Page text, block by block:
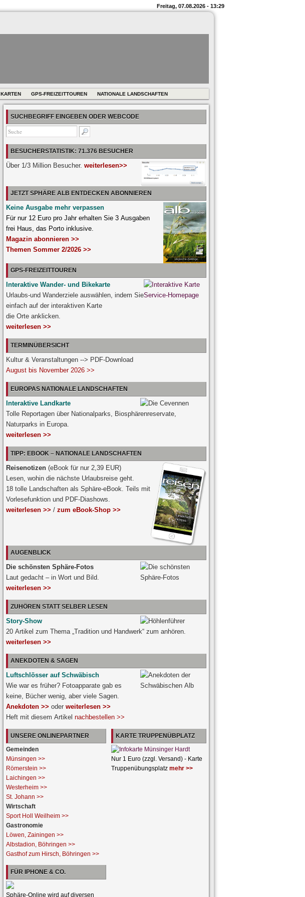
Freitag, 07.08.2026 - 13:29
KARTEN GPS-FREIZEITTOUREN NATIONALE LANDSCHAFTEN
SUCHBEGRIFF EINGEBEN ODER WEBCODE
BESUCHERSTATISTIK: 71.376 BESUCHER
Über 1/3 Million Besucher. weiterlesen>>
JETZT SPHÄRE ALB ENTDECKEN ABONNIEREN
Keine Ausgabe mehr verpassen
Für nur 12 Euro pro Jahr erhalten Sie 3 Ausgaben
frei Haus, das Porto inklusive.
Magazin abonnieren >>
Themen Sommer 2/2026 >>
GPS-FREIZEITTOUREN
Interaktive Wander- und Bikekarte
Urlaubs-und Wanderziele auswählen, indem Sie
einfach auf der interaktiven Karte
die Orte anklicken.
weiterlesen >>
TERMINÜBERSICHT
Kultur & Veranstaltungen --> PDF-Download
August bis November 2026 >>
EUROPAS NATIONALE LANDSCHAFTEN
Interaktive Landkarte
Tolle Reportagen über Nationalparks, Biosphärenreservate,
Naturparks in Europa.
weiterlesen >>
TIPP: EBOOK – NATIONALE LANDSCHAFTEN
Reisenotizen (eBook für nur 2,39 EUR)
Lesen, wohin die nächste Urlaubsreise geht.
18 tolle Landschaften als Sphäre-eBook. Teils mit
Vorlesefunktion und PDF-Diashows.
weiterlesen >> / zum eBook-Shop >>
AUGENBLICK
Die schönsten Sphäre-Fotos
Laut gedacht – in Wort und Bild.
weiterlesen >>
ZUHÖREN STATT SELBER LESEN
Story-Show
20 Artikel zum Thema „Tradition und Handwerk“ zum anhören.
weiterlesen >>
ANEKDOTEN & SAGEN
Luftschlösser auf Schwäbisch
Wie war es früher? Fotoapparate gab es
keine, Bücher wenig, aber viele Sagen.
Anekdoten >> oder weiterlesen >>
Heft mit diesem Artikel nachbestellen >>
UNSERE ONLINEPARTNER
Gemeinden
Münsingen >>
Römerstein >>
Laichingen >>
Westerheim >>
St. Johann >>
Wirtschaft
Sport Holl Weilheim >>
Gastronomie
Löwen, Zainingen >>
Albstadion, Böhringen >>
Gasthof zum Hirsch, Böhringen >>
FÜR IPHONE & CO.
Sphäre-Online wird auf diversen
KARTE TRUPPENÜBPLATZ
Nur 1 Euro (zzgl. Versand) - Karte
Truppenübungsplatz mehr >>